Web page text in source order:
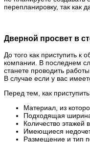
перепланировку, так как
Дверной просвет в
До того как приступить к
компании. В последнем
станете проводить
В случае если у вас
Перед тем, как
Материал, из
Подходящая
Количество этажей
Имеющиеся
Размещение и тип